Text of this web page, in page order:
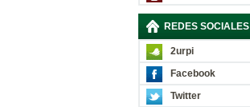
REDES SOCIALES
2urpi
Facebook
Twitter